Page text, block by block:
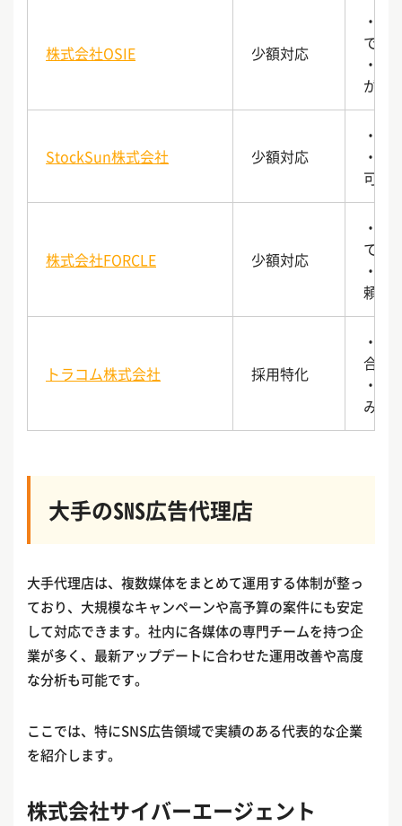
株式会社OSIE 少額対応
・
で一
・
が可
StockSun株式会社 少額対応
・専
・
可能
株式会社FORCLE 少額対応
・月
て支
・最
頼可
トラコム株式会社 採用特化
・
合わ
・採
み
大手のSNS広告代理店
大手代理店は、複数媒体をまとめて運用する体制が整っ
ており、大規模なキャンペーンや高予算の案件にも安定
して対応できます。社内に各媒体の専門チームを持つ企
業が多く、最新アップデートに合わせた運用改善や高度
な分析も可能です。
ここでは、特にSNS広告領域で実績のある代表的な企業
を紹介します。
株式会社サイバーエージェント